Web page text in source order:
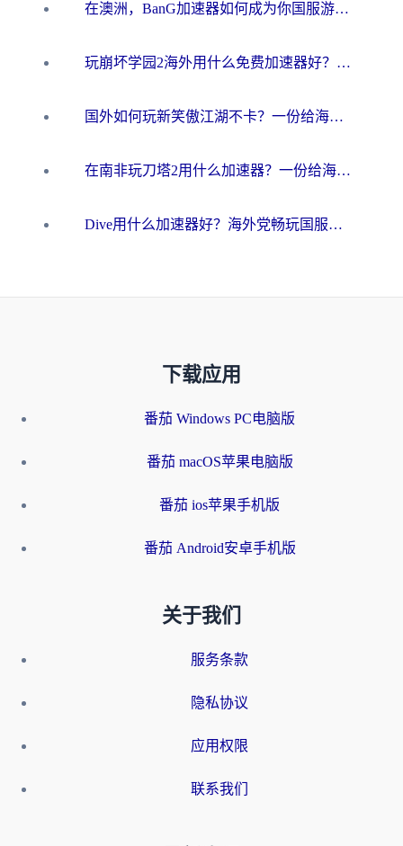
在澳洲，BanG加速器如何成为你国服游戏的“时光机”？
玩崩坏学园2海外用什么免费加速器好？2026海外党亲测国服游戏加速指南
国外如何玩新笑傲江湖不卡？一份给海外游子的终极网络指南
在南非玩刀塔2用什么加速器？一份给海外游子的终极生存指南
Dive用什么加速器好？海外党畅玩国服游戏的终极避坑指南
下载应用
番茄 Windows PC电脑版
番茄 macOS苹果电脑版
番茄 ios苹果手机版
番茄 Android安卓手机版
关于我们
服务条款
隐私协议
应用权限
联系我们